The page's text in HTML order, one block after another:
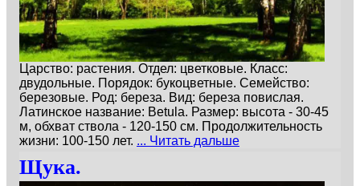
Царство: растения. Отдел: цветковые. Класс:
двудольные. Порядок: букоцветные. Семейство:
березовые. Род: береза. Вид: береза повислая.
Латинское название: Betula. Размер: высота - 30-45
м, обхват ствола - 120-150 см. Продолжительность
жизни: 100-150 лет. ... Читать дальше
Щука.